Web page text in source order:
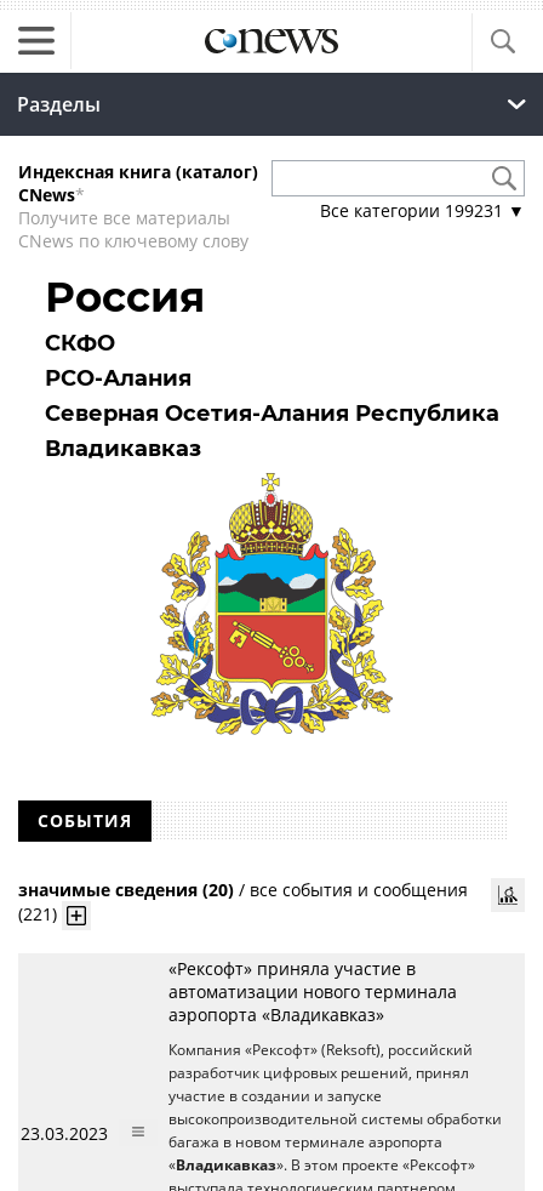
Разделы
Индексная книга (каталог)
CNews*
Получите все материалы
CNews по ключевому слову
Все категории 199231 ▼
Россия
СКФО
РСО-Алания
Северная Осетия-Алания Республика
Владикавказ
СОБЫТИЯ
значимые сведения (20) / все события и сообщения
(221)
23.03.2023
«Рексофт» приняла участие в
автоматизации нового терминала
аэропорта «Владикавказ»
Компания «Рексофт» (Reksoft), российский
разработчик цифровых решений, принял
участие в создании и запуске
высокопроизводительной системы обработки
багажа в новом терминале аэропорта
«Владикавказ». В этом проекте «Рексофт»